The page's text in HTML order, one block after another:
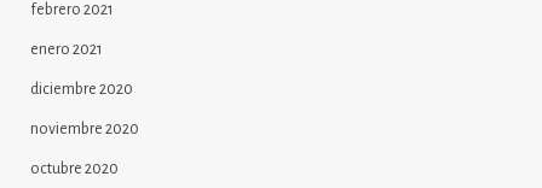
febrero 2021
enero 2021
diciembre 2020
noviembre 2020
octubre 2020